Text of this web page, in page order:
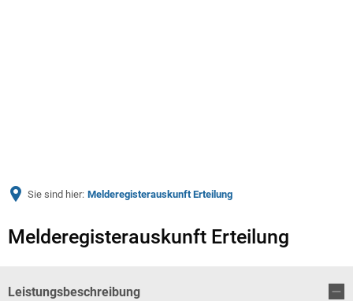
Sie sind hier: Melderegisterauskunft Erteilung
Melderegisterauskunft Erteilung
Leistungsbeschreibung